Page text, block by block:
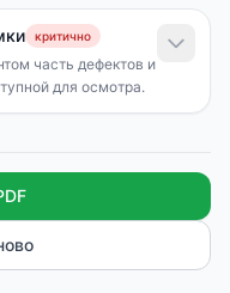
критично
часть дефектов и
для осмотра.